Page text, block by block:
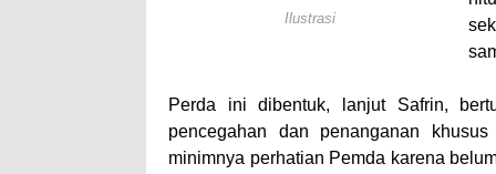
Ilustrasi
Perda ini dibentuk, lanjut Safrin,
pencegahan dan penanganan
minimnya perhatian Pemda karena